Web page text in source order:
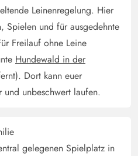
Leinenregelung. Hier
Spielen und für ausgedehnte
Freilauf ohne Leine
Hundewald in der
Dort kann euer
unbeschwert laufen.
gelegenen Spielplatz in